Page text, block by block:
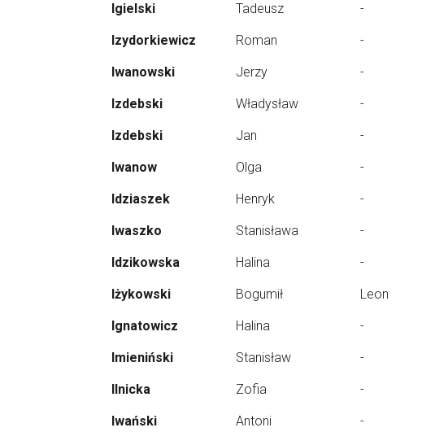
Igielski Tadeusz -
Izydorkiewicz Roman -
Iwanowski Jerzy -
Izdebski Władysław -
Izdebski Jan -
Iwanow Olga -
Idziaszek Henryk -
Iwaszko Stanisława -
Idzikowska Halina -
Iżykowski Bogumił Leon
Ignatowicz Halina -
Imieniński Stanisław -
Ilnicka Zofia -
Iwański Antoni -